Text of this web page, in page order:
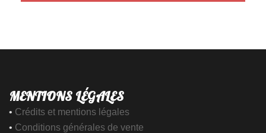
MENTIONS LÉGALES
• Crédits et mentions légales
• Conditions générales de vente